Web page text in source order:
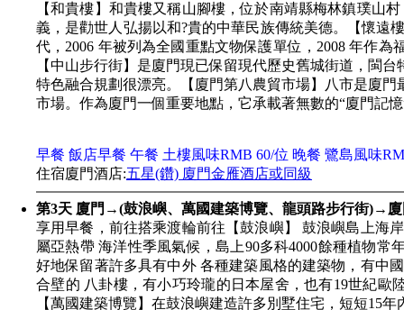
【和貴樓】和貴樓又稱山腳樓，位於南靖縣梅林鎮璞山
義，是勸世人弘揚以和?貴的中華民族傳統美德。【懷遠
代，2006 年被列為全國重點文物保護單位，2008 年作
【中山步行街】是廈門現已保留現代歷史舊城街道，閩
特色融合規劃很漂亮。【廈門第八農貿市場】八市是廈
市場。作為廈門一個重要地點，它承載著無數的“廈門記
早餐 飯店早餐 午餐 土樓風味RMB 60/位 晚餐 鷺島風味
住宿廈門酒店:五星(鑽) 廈門金雁酒店或同級
第3天 廈門→(鼓浪嶼、萬國建築博覽、龍頭路步行街)→
享用早餐，前往搭乘渡輪前往【鼓浪嶼】 鼓浪嶼島上海
屬亞熱帶 海洋性季風氣候，島上90多科4000餘種植物
好地保留著許多具有中外 各種建築風格的建築物，有中
合壁的 八卦樓，有小巧玲瓏的日本屋舍，也有19世紀歐
【萬國建築博覽】在鼓浪嶼建造許多別墅住宅，短短15